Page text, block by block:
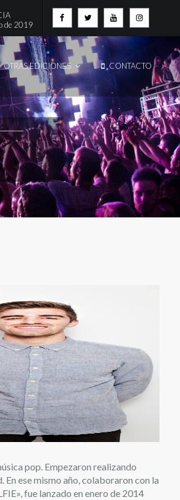
de 2019
OTRAS EDICIONES
Artistas
INFO DE CADA ARTISTA
Multimedia
AFTERMOVIE
CONTACTO
pop. Empezaron realizando
ese mismo año, colaboraron con la
fue lanzado en enero de 2014